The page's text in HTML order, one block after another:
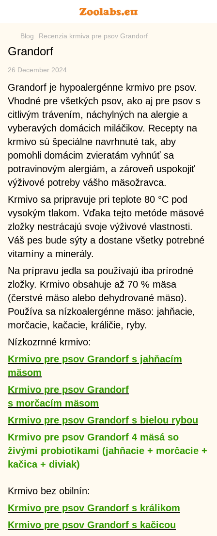
Blog Recenzia krmiva pre psov Grandorf
Grandorf
26 December 2024
Grandorf je hypoalergénne krmivo pre psov.
Vhodné pre všetkých psov, ako aj pre psov s
citlivým trávením, náchylných na alergie a
vyberavých domácich miláčikov. Recepty na
krmivo sú špeciálne navrhnuté tak, aby
pomohli domácim zvieratám vyhnúť sa
potravinovým alergiám, a zároveň uspokojiť
výživové potreby vášho mäsožravca.
Krmivo sa pripravuje pri teplote 80 °C pod
vysokým tlakom. Vďaka tejto metóde mäsové
zložky nestrácajú svoje výživové vlastnosti.
Váš pes bude sýty a dostane všetky potrebné
vitamíny a minerály.
Na prípravu jedla sa používajú iba prírodné
zložky. Krmivo obsahuje až 70 % mäsa
(čerstvé mäso alebo dehydrované mäso).
Používa sa nízkoalergénne mäso: jahňacie,
morčacie, kačacie, králičie, ryby.
Nízkozrnné krmivo:
Krmivo pre psov Grandorf s jahňacím
mäsom
Krmivo pre psov Grandorf
s morčacím mäsom
Krmivo pre psov Grandorf s bielou rybou
Krmivo pre psov Grandorf 4 mäsá so
živými probiotikami (jahňacie + morčacie +
kačica + diviak)
Krmivo bez obilnín:
Krmivo pre psov Grandorf s králikom
Krmivo pre psov Grandorf s kačicou